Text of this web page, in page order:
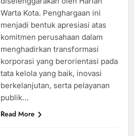
Warta Kota. Penghargaan ini
menjadi bentuk apresiasi atas
komitmen perusahaan dalam
menghadirkan transformasi
korporasi yang berorientasi pada
tata kelola yang baik, inovasi
berkelanjutan, serta pelayanan
publik…
Read More